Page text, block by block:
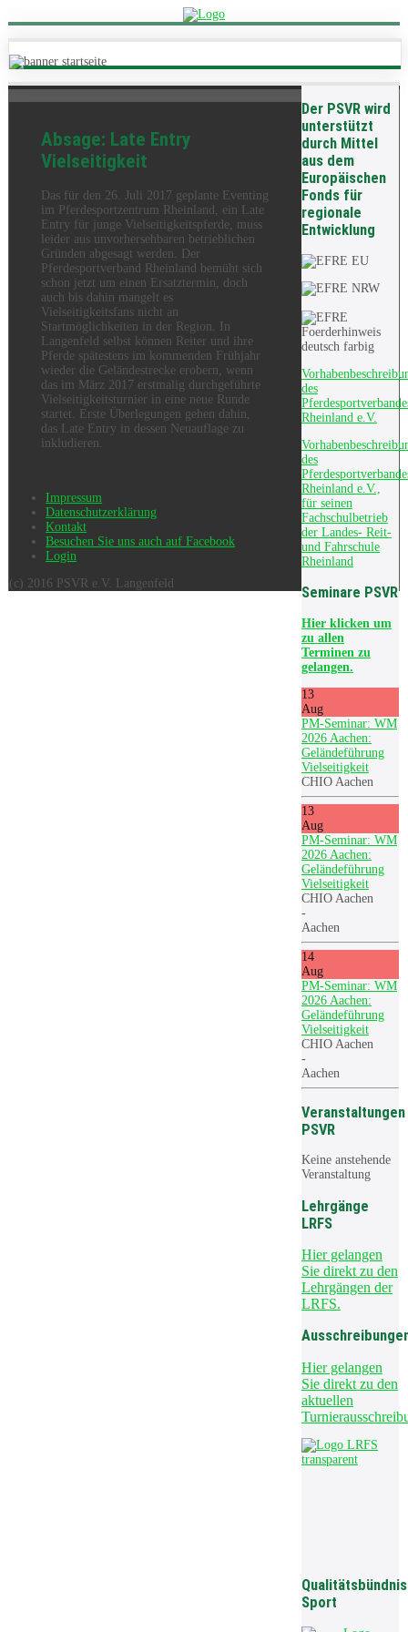
Der PSVR wird
unterstützt
durch Mittel
aus dem
Europäischen
Fonds für
regionale
Entwicklung
des
Rheinland e.V.
des
Rheinland e.V.,
für seinen
Fachschulbetrieb
der Landes- Reit-
und Fahrschule
Rheinland
Seminare PSVR
Hierklicken um
zu allen
Terminen zu
gelangen.
13
Aug
PM-Seminar: WM
2026 Aachen:
Geländeführung
Vielseitigkeit
CHIO Aachen
13
Aug
PM-Seminar: WM
2026 Aachen:
Geländeführung
Vielseitigkeit
CHIO Aachen
-
Aachen
14
Aug
PM-Seminar: WM
2026 Aachen:
Geländeführung
Vielseitigkeit
CHIO Aachen
-
Aachen
Veranstaltungen
PSVR
Keine anstehende
Veranstaltung
Lehrgänge
LRFS
Hier gelangen
Sie direkt zu den
Lehrgängen der
LRFS.
Hier gelangen
Sie direkt zu den
aktuellen
Qualitätsbündnis
Sport
Absage: Late Entry
Vielseitigkeit
Das für den 26. Juli 2017 geplante Eventing
im Pferdesportzentrum Rheinland, ein Late
Entry für junge Vielseitigkeitspferde, muss
leider aus unvorhersehbaren betrieblichen
Gründen abgesagt werden. Der
Pferdesportverband Rheinland bemüht sich
schon jetzt um einen Ersatztermin, doch
auch bis dahin mangelt es
Vielseitigkeitsfans nicht an
Startmöglichkeiten in der Region. In
Langenfeld selbst können Reiter und ihre
Pferde spätestens im kommenden Frühjahr
wieder die Geländestrecke erobern, wenn
das im März 2017 erstmalig durchgeführte
Vielseitigkeitsturnier in eine neue Runde
startet. Erste Überlegungen gehen dahin,
das Late Entry in dessen Neuauflage zu
inkludieren.
Impressum
Datenschutzerklärung
Kontakt
Besuchen Sie uns auch auf Facebook
Login
(c) 2016 PSVR e.V. Langenfeld